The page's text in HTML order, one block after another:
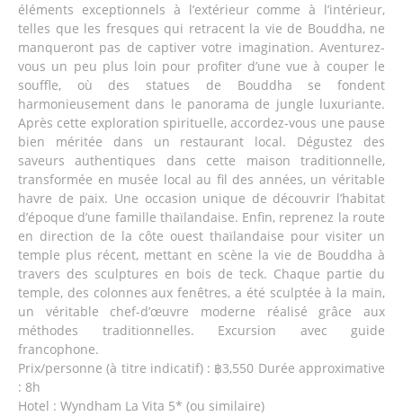
éléments exceptionnels à l’extérieur comme à l’intérieur,
telles que les fresques qui retracent la vie de Bouddha, ne
manqueront pas de captiver votre imagination. Aventurez-
vous un peu plus loin pour profiter d’une vue à couper le
souffle, où des statues de Bouddha se fondent
harmonieusement dans le panorama de jungle luxuriante.
Après cette exploration spirituelle, accordez-vous une pause
bien méritée dans un restaurant local. Dégustez des
saveurs authentiques dans cette maison traditionnelle,
transformée en musée local au fil des années, un véritable
havre de paix. Une occasion unique de découvrir l’habitat
d’époque d’une famille thaïlandaise. Enfin, reprenez la route
en direction de la côte ouest thaïlandaise pour visiter un
temple plus récent, mettant en scène la vie de Bouddha à
travers des sculptures en bois de teck. Chaque partie du
temple, des colonnes aux fenêtres, a été sculptée à la main,
un véritable chef-d’œuvre moderne réalisé grâce aux
méthodes traditionnelles. Excursion avec guide
francophone.
Prix/personne (à titre indicatif) : ฿3,550 Durée approximative
: 8h
Hotel : Wyndham La Vita 5* (ou similaire)